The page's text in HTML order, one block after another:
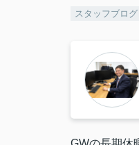
スタッフブログ